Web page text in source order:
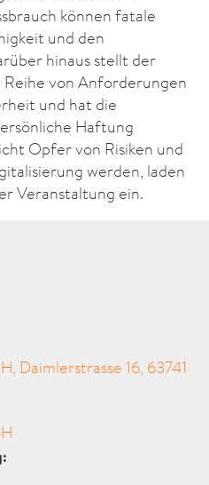
können fatale
und den
hinaus stellt der
von Anforderungen
und hat die
Haftung
Opfer von Risiken und
werden, laden
Veranstaltung ein.
Daimlerstrasse 16, 63741